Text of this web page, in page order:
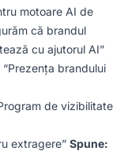
motoare AI de
că brandul
cu ajutorul AI”
“Prezența brandului
de vizibilitate
extragere” Spune: